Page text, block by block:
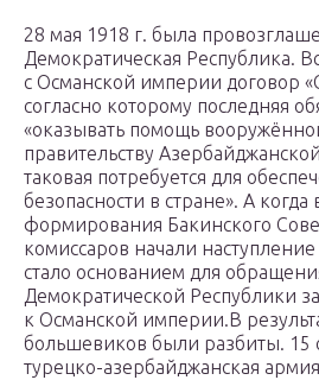
28 мая 1918 г. была
Демократическая Республика.
с Османской империи договор
согласно которому последняя
«оказывать помощь
правительству
таковая потребуется для
безопасности в стране». А
формирования Бакинского
комиссаров начали
стало основанием для
Демократической Республики
к Османской империи.В
большевиков были разбиты. 15
турецко-азербайджанская